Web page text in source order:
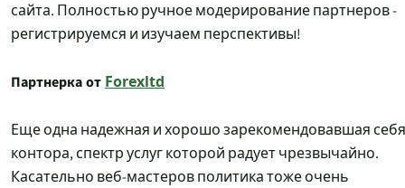
сайта. Полностью ручное модерирование партнеров -
регистрируемся и изучаем перспективы!
Партнерка от Forexltd
Еще одна надежная и хорошо зарекомендовавшая себя
контора, спектр услуг которой радует чрезвычайно.
Касательно веб-мастеров политика тоже очень